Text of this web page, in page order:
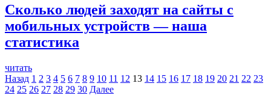
Сколько людей заходят на сайты с
мобильных устройств — наша
статистика
читать
Назад 1 2 3 4 5 6 7 8 9 10 11 12 13 14 15 16 17 18 19 20 21 22 23
24 25 26 27 28 29 30 Далее